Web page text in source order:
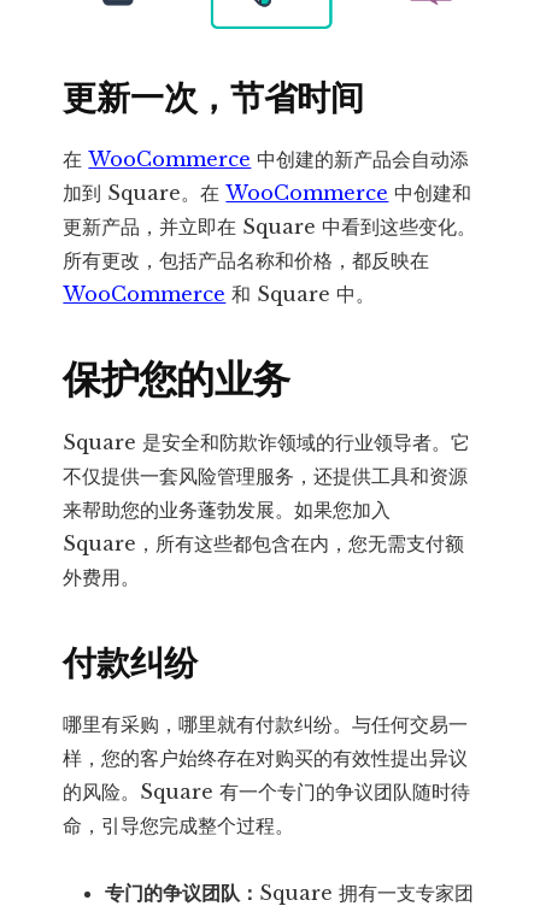
更新一次，节省时间
在WooCommerce 中创建的新产品会自动添
加到 Square。在WooCommerce 中创建和
更新产品，并立即在 Square 中看到这些变化。
所有更改，包括产品名称和价格，都反映在
WooCommerce 和 Square 中。
保护您的业务
Square 是安全和防欺诈领域的行业领导者。它
不仅提供一套风险管理服务，还提供工具和资源
来帮助您的业务蓬勃发展。如果您加入
Square，所有这些都包含在内，您无需支付额
外费用。
付款纠纷
哪里有采购，哪里就有付款纠纷。与任何交易一
样，您的客户始终存在对购买的有效性提出异议
的风险。Square 有一个专门的争议团队随时待
命，引导您完成整个过程。
专门的争议团队： Square 拥有一支专家团